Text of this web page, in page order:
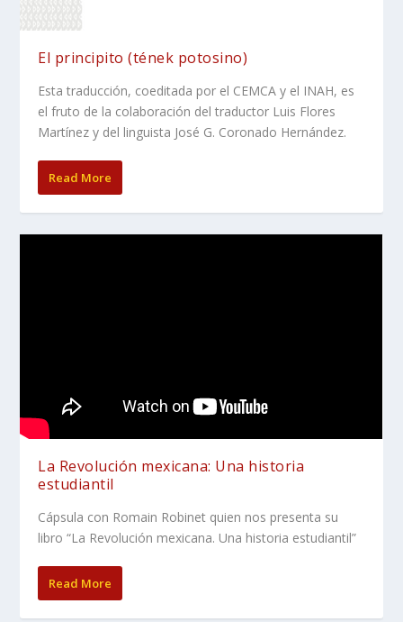
El principito (tének potosino)
Esta traducción, coeditada por el CEMCA y el INAH, es
el fruto de la colaboración del traductor Luis Flores
Martínez y del linguista José G. Coronado Hernández.
Read More
La Revolución mexicana: Una historia
estudiantil
Cápsula con Romain Robinet quien nos presenta su
libro “La Revolución mexicana. Una historia estudiantil”
Read More